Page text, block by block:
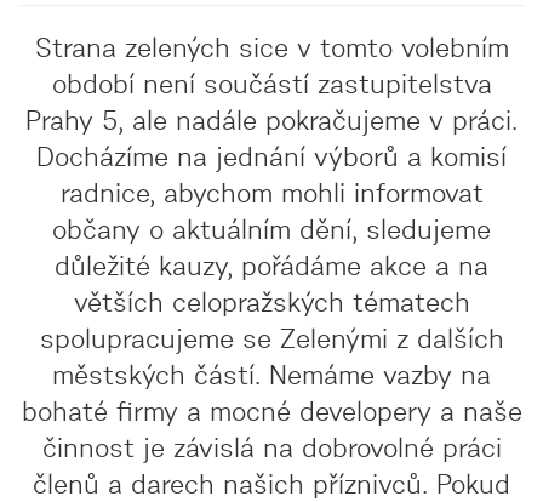
Strana zelených sice v tomto volebním
období není součástí zastupitelstva
Prahy 5, ale nadále pokračujeme v práci.
Docházíme na jednání výborů a komisí
radnice, abychom mohli informovat
občany o aktuálním dění, sledujeme
důležité kauzy, pořádáme akce a na
větších celopražských tématech
spolupracujeme se Zelenými z dalších
městských částí. Nemáme vazby na
bohaté firmy a mocné developery a naše
činnost je závislá na dobrovolné práci
členů a darech našich příznivců. Pokud